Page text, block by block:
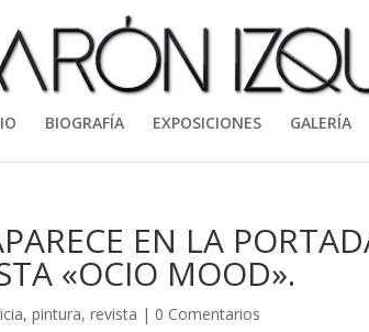
BIOGRAFÍA EXPOSICIONES GALERÍA
EN LA
«OCIO MOOD».
,pintura,revista | 0 Comentarios